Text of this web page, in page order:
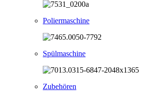
Poliermaschine
Spülmaschine
Zubehören